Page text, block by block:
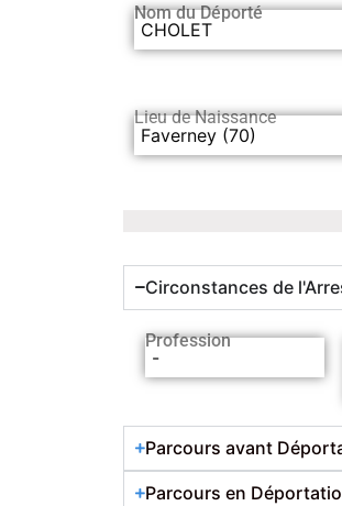
Nom du Déporté
CHOLET
Lieu de Naissance
Faverney (70)
Circonstances de
Profession
-
Parcours avant
Parcours en